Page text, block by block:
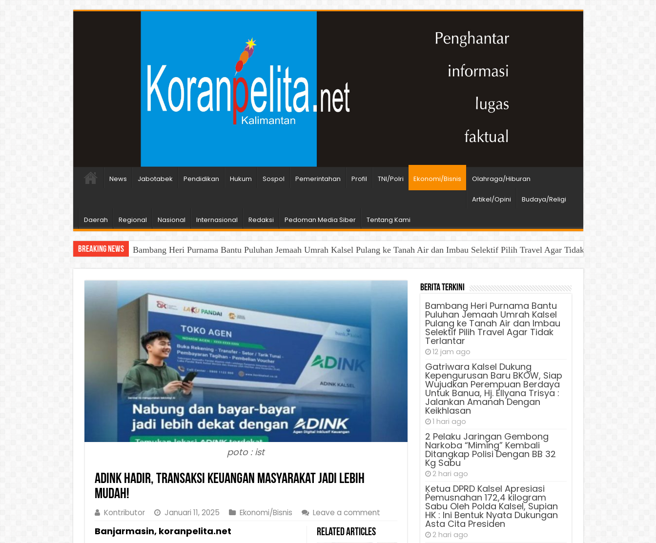
News Jabotabek Pendidikan Hukum Sospol Pemerintahan Profil TNI/Polri Ekonomi/Bisnis Olahraga/Hiburan
Artikel/Opini Budaya/Religi
Daerah Regional Nasional Internasional Redaksi Pedoman Media Siber Tentang Kami
Breaking News Bambang Heri Purnama Bantu Puluhan Jemaah Umrah Kalsel Pulang ke Tanah Air dan Imbau Selektif Pilih Travel Agar Tidak Terlantar
poto : ist
ADINK Hadir, Transaksi Keuangan Masyarakat Jadi Lebih
Mudah!
Kontributor Januari 11, 2025 Ekonomi/Bisnis Leave a comment
Related Articles
Banjarmasin, koranpelita.net
Berita Terkini
Bambang Heri Purnama Bantu
Puluhan Jemaah Umrah Kalsel
Pulang ke Tanah Air dan Imbau
Selektif Pilih Travel Agar Tidak
Terlantar
12 jam ago
Gatriwara Kalsel Dukung
Kepengurusan Baru BKOW, Siap
Wujudkan Perempuan Berdaya
Untuk Banua, Hj. Ellyana Trisya :
Jalankan Amanah Dengan
Keikhlasan
1 hari ago
2 Pelaku Jaringan Gembong
Narkoba “Miming” Kembali
Ditangkap Polisi Dengan BB 32
Kg Sabu
2 hari ago
Ķetua DPRD Kalsel Apresiasi
Pemusnahan 172,4 kilogram
Sabu Oleh Polda Kalsel, Supian
HK : Ini Bentuk Nyata Dukungan
Asta Cita Presiden
2 hari ago